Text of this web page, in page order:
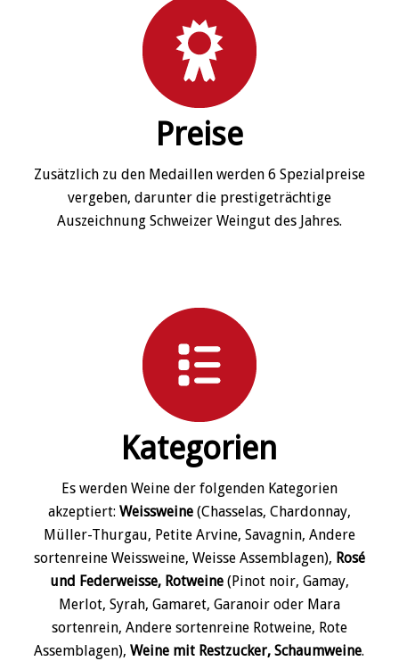
Preise
Zusätzlich zu den Medaillen werden 6 Spezialpreise
vergeben, darunter die prestigeträchtige
Auszeichnung Schweizer Weingut des Jahres.
Kategorien
Es werden Weine der folgenden Kategorien
akzeptiert: Weissweine(Chasselas, Chardonnay,
Müller-Thurgau, Petite Arvine, Savagnin, Andere
sortenreine Weissweine, Weisse Assemblagen), Rosé
und Federweisse, Rotweine(Pinot noir, Gamay,
Merlot, Syrah, Gamaret, Garanoir oder Mara
sortenrein, Andere sortenreine Rotweine, Rote
Assemblagen),Weine mit Restzucker, Schaumweine.